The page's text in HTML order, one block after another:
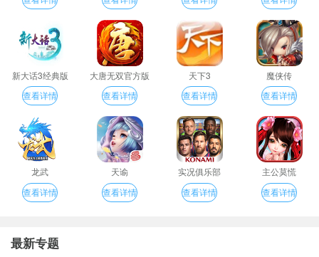
新大话3经典版
查看详情
大唐无双官方版
查看详情
天下3
查看详情
魔侠传
查看详情
龙武
查看详情
天谕
查看详情
实况俱乐部
查看详情
主公莫慌
查看详情
最新专题